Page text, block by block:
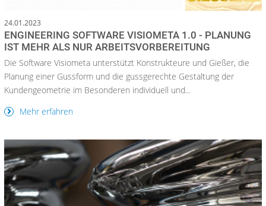
24.01.2023
ENGINEERING SOFTWARE VISIOMETA 1.0 - PLANUNG
IST MEHR ALS NUR ARBEITSVORBEREITUNG
Die Software Visiometa unterstützt Konstrukteure und Gießer, die
Planung einer Gussform und die gussgerechte Gestaltung der
Kundengeometrie im Besonderen individuell und...
Mehr erfahren